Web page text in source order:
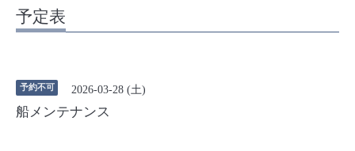
予定表
予約不可 2026-03-28 (土)
船メンテナンス